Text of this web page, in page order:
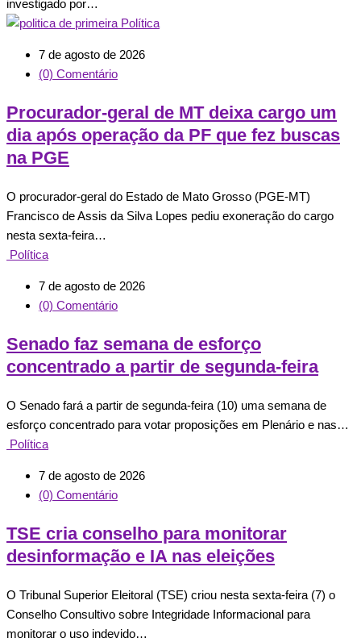
investigado por…
Política
7 de agosto de 2026
(0) Comentário
Procurador-geral de MT deixa cargo um
dia após operação da PF que fez buscas
na PGE
O procurador-geral do Estado de Mato Grosso (PGE-MT)
Francisco de Assis da Silva Lopes pediu exoneração do cargo
nesta sexta-feira…
Política
7 de agosto de 2026
(0) Comentário
Senado faz semana de esforço
concentrado a partir de segunda-feira
O Senado fará a partir de segunda-feira (10) uma semana de
esforço concentrado para votar proposições em Plenário e nas…
Política
7 de agosto de 2026
(0) Comentário
TSE cria conselho para monitorar
desinformação e IA nas eleições
O Tribunal Superior Eleitoral (TSE) criou nesta sexta-feira (7) o
Conselho Consultivo sobre Integridade Informacional para
monitorar o uso indevido…